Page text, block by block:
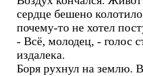
сердце бешено
почему-то не хотел
- Всё, молодец, - голос
издалека.
Боря рухнул на землю.